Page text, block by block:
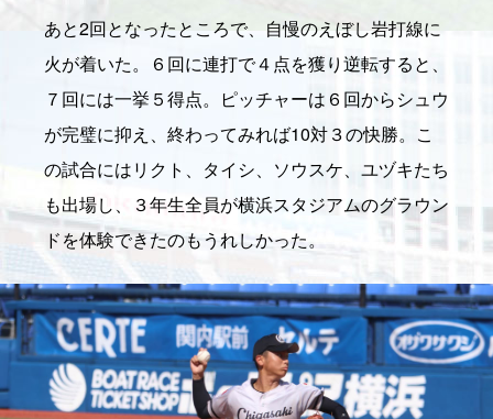
あと2回となったところで、自慢のえぼし岩打線に
火が着いた。６回に連打で４点を獲り逆転すると、
７回には一挙５得点。ピッチャーは６回からシュウ
が完璧に抑え、終わってみれば10対３の快勝。こ
の試合にはリクト、タイシ、ソウスケ、ユヅキたち
も出場し、３年生全員が横浜スタジアムのグラウン
ドを体験できたのもうれしかった。